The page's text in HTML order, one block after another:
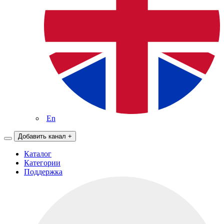
En
Добавить канал +
Каталог
Категории
Поддержка